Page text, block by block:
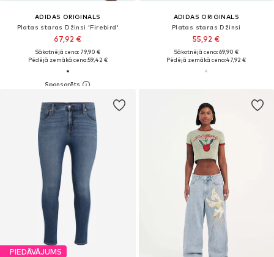
ADIDAS ORIGINALS
Platas staras Džinsi 'Firebird'
67,92 €
Sākotnējā cena: 79,90 €
Pēdējā zemākā cena:59,42 €
ADIDAS ORIGINALS
Platas staras Džinsi
55,92 €
Sākotnējā cena: 69,90 €
Pēdējā zemākā cena:47,92 €
PIEDĀVĀJUMS